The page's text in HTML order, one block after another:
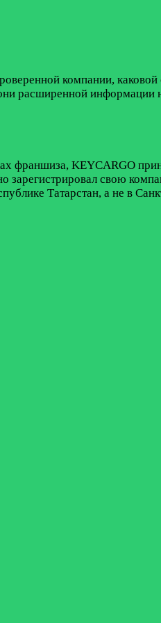
компании, каковой
расширенной информации
франшиза, KEYCARGO
зарегистрировал свою
Татарстан, а не в